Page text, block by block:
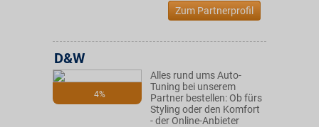
Zum Partnerprofil
4%
D&W
Alles rund ums Auto-
Tuning bei unserem
Partner bestellen: Ob fürs
Styling oder den Komfort
- der Online-Anbieter